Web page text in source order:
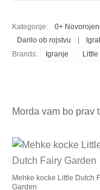
Kategorije: 0+
Darilo ob rojstvu
|
Brands:
Igranje Little
Morda vam bo prav
Mehke kocke Little Dutch
Garden